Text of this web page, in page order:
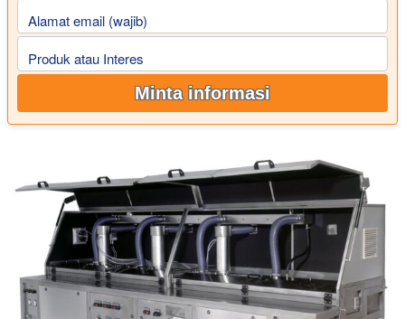
Alamat email (wajib)
Produk atau Interes
Minta informasi